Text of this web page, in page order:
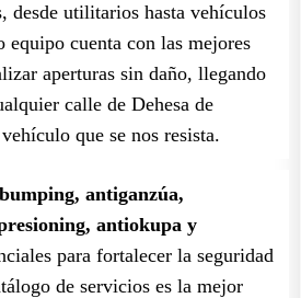
desde utilitarios hasta vehículos
equipo cuenta con las mejores
aperturas sin daño, llegando
calle de Dehesa de
que se nos resista.
antiganzúa,
antiokupa y
para fortalecer la seguridad
de servicios es la mejor